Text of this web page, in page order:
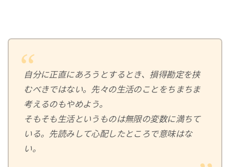
自分に正直にあろうとするとき、損得勘定を挟
むべきではない。先々の生活のことをちまちま
考えるのもやめよう。
そもそも生活というものは無限の変数に満ちて
いる。先読みして心配したところで意味はな
い。